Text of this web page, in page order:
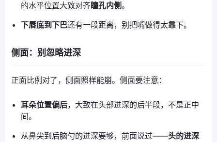
的水平位置大致对齐瞳孔内侧。
下唇底到下巴还有一段距离，别把嘴做得太靠下。
侧面：别忽略进深
正面比例对了，侧面照样能崩。侧面要注意：
耳朵位置偏后，大致在头部进深的后半段，不是正中
间。
从鼻尖到后脑勺的进深要够，前面说过——头的进深